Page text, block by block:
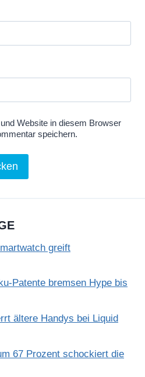
Website in diesem Browser
speichern.
greift
Patente bremsen Hype bis
ältere Handys bei Liquid
67 Prozent schockiert die